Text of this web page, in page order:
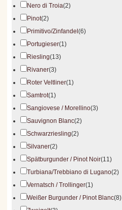
Nero di Troia(2)
Pinot(2)
Primitivo/Zinfandel(6)
Portugieser(1)
Riesling(13)
Rivaner(3)
Roter Veltliner(1)
Samtrot(1)
Sangiovese / Morellino(3)
Sauvignon Blanc(2)
Schwarzriesling(2)
Silvaner(2)
Spätburgunder / Pinot Noir(11)
Turbiana/Trebbiano di Lugano(2)
Vernatsch / Trollinger(1)
Weißer Burgunder / Pinot Blanc(8)